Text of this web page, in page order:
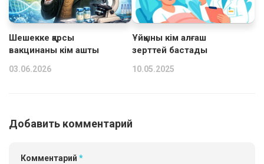
Шешекке қарсы
вакцинаны кім ашты
03.06.2026
Ұйқыны кім алғаш
зерттей бастады
10.05.2025
Добавить комментарий
Комментарий *